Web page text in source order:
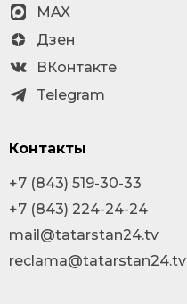
MAX
Дзен
ВКонтакте
Telegram
Контакты
+7 (843) 519-30-33
+7 (843) 224-24-24
mail@tatarstan24.tv
reclama@tatarstan24.tv